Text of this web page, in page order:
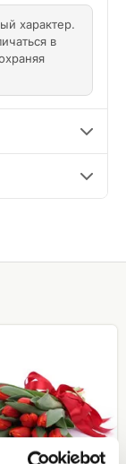
характер.
в